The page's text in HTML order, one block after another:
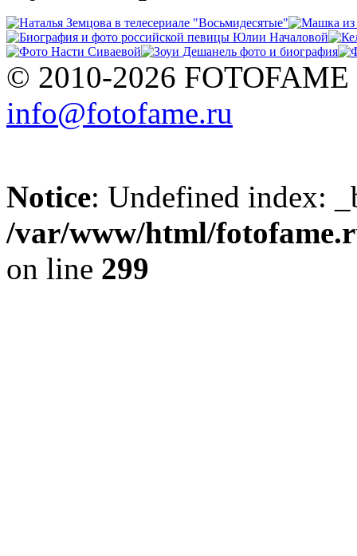
© 2010-2026 FOTOFAME
info@fotofame.ru
Notice: Undefined index:
/var/www/html/
on line 299